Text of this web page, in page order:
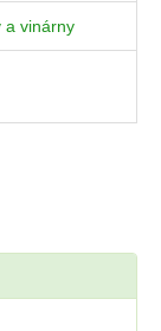
a vinárny